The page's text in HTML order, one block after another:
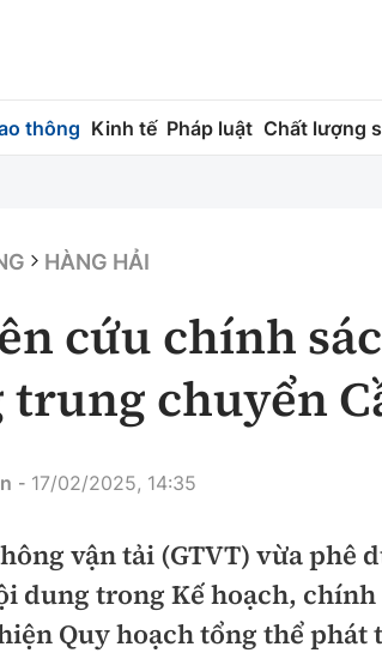
thông Kinh tế Pháp luật Chất lượng
Chỉ đạo điều hành
Vật liệu xây dựng
Giám định chất lượng
Hàng
Đường
Đường
Hàng hải
An toàn giao thông
Giao thông 24h
HÀNG HẢI
cứu chính
trung chuyển
- 17/02/2025, 14:35
vận tải (GTVT) vừa phê
dung trong Kế hoạch,
Quy hoạch tổng thể phát